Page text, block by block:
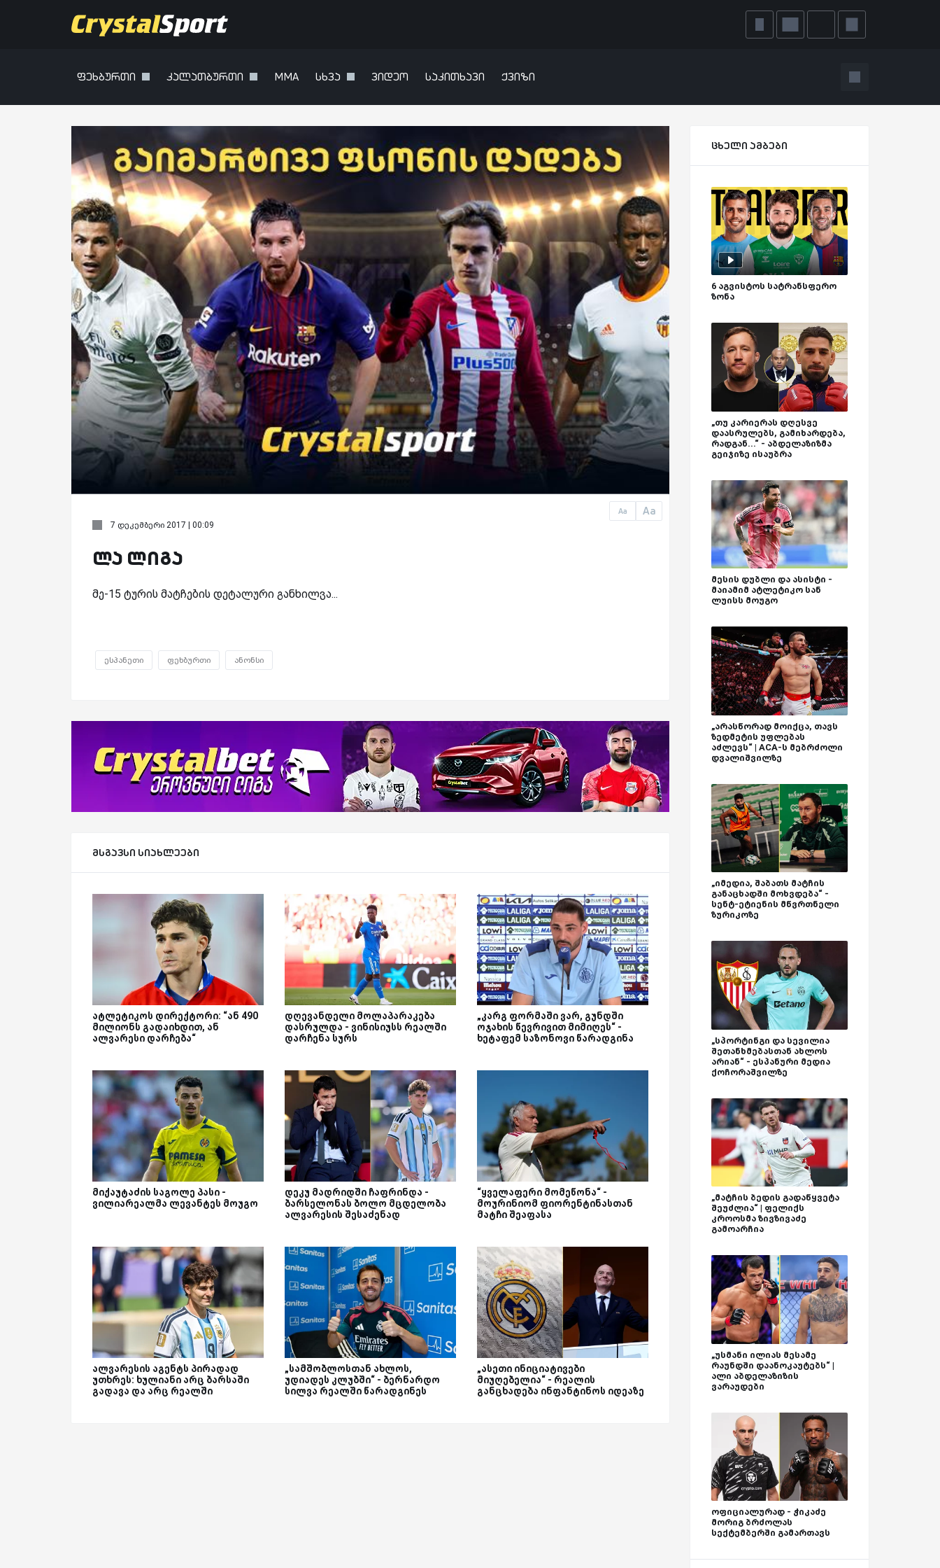
ფეხბურთი კალათბურთი MMA სხვა ვიდეო საკითხავი ქვიზი
Aa Aa
7 დეკემბერი 2017 | 00:09
ლა ლიგა
მე-15 ტურის მატჩების დეტალური განხილვა...
ესპანეთი ფეხბურთი ანონსი
მსგავსი სიახლეები
ატლეტიკოს დირექტორი: “ან 490
მილიონს გადაიხდით, ან
ალვარესი დარჩება“
დღევანდელი მოლაპარაკება
დასრულდა - ვინისიუსს რეალში
დარჩენა სურს
„კარგ ფორმაში ვარ, გუნდში
ოჯახის წევრივით მიმიღეს“ -
ხეტაფემ საზონოვი წარადგინა
მიქაუტაძის საგოლე პასი -
ვილიარეალმა ლევანტეს მოუგო
დეკუ მადრიდში ჩაფრინდა -
ბარსელონას ბოლო მცდელობა
ალვარესის შესაძენად
“ყველაფერი მომეწონა“ -
მოურინიომ ფიორენტინასთან
მატჩი შეაფასა
ალვარესის აგენტს პირადად
უთხრეს: ხულიანი არც ბარსაში
გადავა და არც რეალში
„სამშობლოსთან ახლოს,
უდიადეს კლუბში“ - ბერნარდო
სილვა რეალში წარადგინეს
„ასეთი ინიციატივები
მიუღებელია“ - რეალის
განცხადება ინფანტინოს იდეაზე
ცხელი ამბები
6 აგვისტოს სატრანსფერო
ზონა
„თუ კარიერას დღესვე
დაასრულებს, გამიხარდება,
რადგან...“ - აბდელაზიზმა
გეიჯიზე ისაუბრა
მესის დუბლი და ასისტი -
მაიამიმ ატლეტიკო სან
ლუისს მოუგო
„არასწორად მოიქცა, თავს
ზედმეტის უფლებას
აძლევს“ | ACA-ს მებრძოლი
დვალიშვილზე
„იმედია, შაბათს მატჩის
განაცხადში მოხვდება“ -
სენტ-ეტიენის მწვრთნელი
ზურიკოზე
„სპორტინგი და სევილია
შეთანხმებასთან ახლოს
არიან“ - ესპანური მედია
ქოჩორაშვილზე
„მატჩის ბედის გადაწყვეტა
შეუძლია“ | ფელიქს
კროოსმა ზივზივაძე
გამოარჩია
„უსმანი ილიას მესამე
რაუნდში დაანოკაუტებს“ |
ალი აბდელაზიზის
ვარაუდები
ოფიციალურად - ჭიკაძე
მორიგ ბრძოლას
სექტემბერში გამართავს